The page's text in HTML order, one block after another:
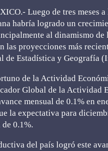
Luego de tres meses a
habría logrado un
al dinamismo de
las proyecciones más
de Estadística y Geografía
de la Actividad
Global de la Actividad
mensual de 0.1% en
la expectativa para
0.1%.
del país logró este